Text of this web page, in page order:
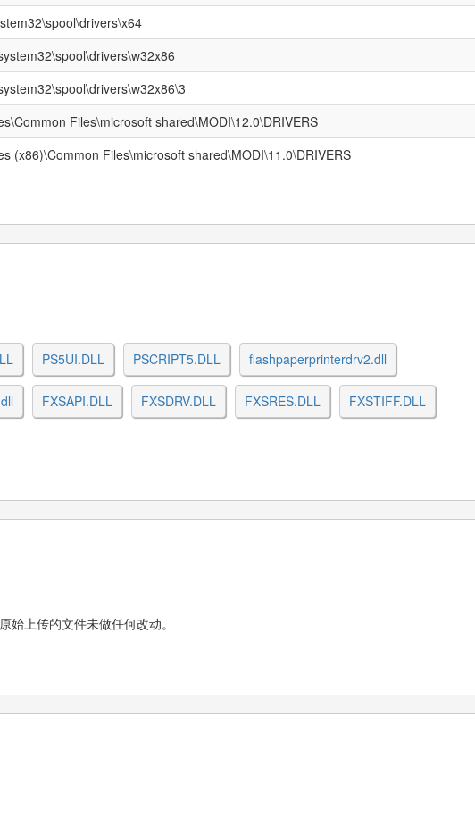
Files\microsoft shared\MODI\12.0\DRIVERS
(x86)\Common Files\microsoft shared\MODI\11.0\DRIVERS
PS5UI.DLL PSCRIPT5.DLL flashpaperprinterdrv2.dll
FXSAPI.DLL FXSDRV.DLL FXSRES.DLL FXSTIFF.DLL
上传的文件未做任何改动。